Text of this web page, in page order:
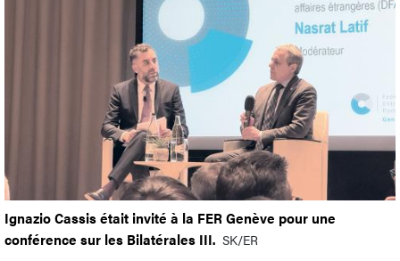
Ignazio Cassis était invité à la FER Genève pour une
conférence sur les Bilatérales III. SK/ER